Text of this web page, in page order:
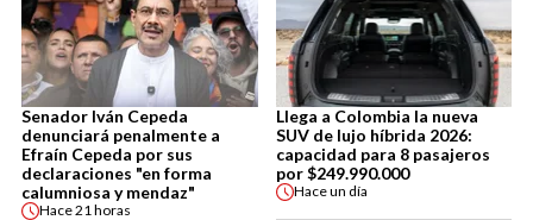
Senador Iván Cepeda
denunciará penalmente a
Efraín Cepeda por sus
declaraciones "en forma
calumniosa y mendaz"
Hace21 horas
Llega a Colombia la nueva
SUV de lujo híbrida 2026:
capacidad para 8 pasajeros
por $249.990.000
Haceun día